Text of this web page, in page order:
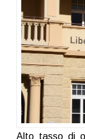
Alto tasso di